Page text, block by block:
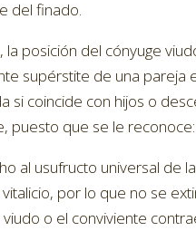
del finado.
la posición del cónyuge
supérstite de una pareja
si coincide con hijos o
puesto que se le reconoce:
al usufructo universal de
por lo que no se
viudo o el conviviente